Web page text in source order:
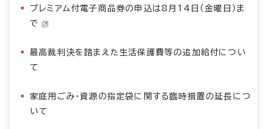
プレミアム付電子商品券の申込は8月14日（金曜日）ま
で
最高裁判決を踏まえた生活保護費等の追加給付につい
て
家庭用ごみ・資源の指定袋に関する臨時措置の延長につ
いて